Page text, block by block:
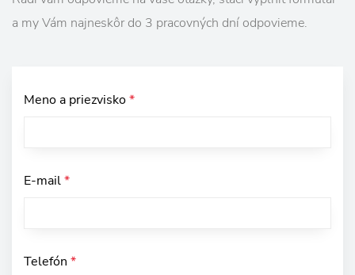
a my Vám najneskôr do 3 pracovných dní odpovieme.
Meno a priezvisko*
E-mail*
Telefón *